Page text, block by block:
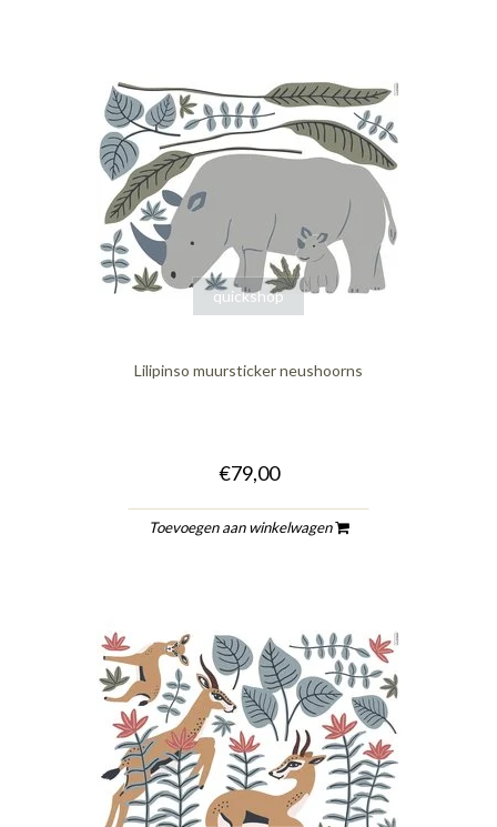
quickshop
Lilipinso muursticker neushoorns
€79,00
Toevoegen aan winkelwagen